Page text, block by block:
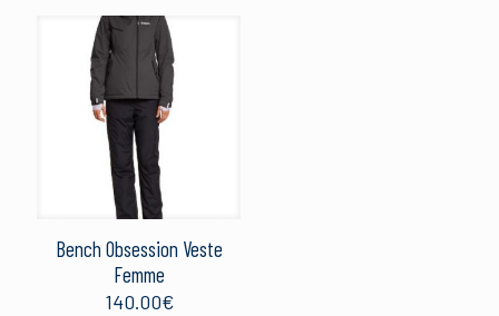
Bench Obsession Veste
Femme
140.00€